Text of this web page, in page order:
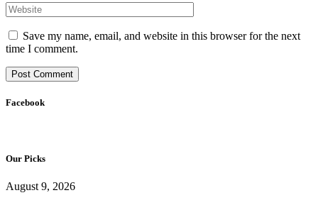
Save my name, email, and website in this browser for the next
time I comment.
Facebook
Our Picks
August 9, 2026